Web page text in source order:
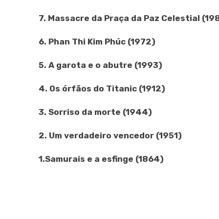
7. Massacre da Praça da Paz Celestial
6. Phan Thi Kim Phúc (1972)
5. A garota e o abutre (1993)
4. Os órfãos do Titanic (1912)
3. Sorriso da morte (1944)
2. Um verdadeiro vencedor (1951)
1.Samurais e a esfinge (1864)